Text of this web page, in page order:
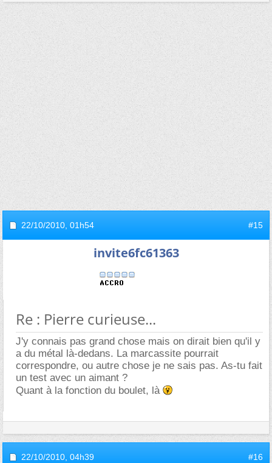
22/10/2010, 01h54 #15
invite6fc61363
Re : Pierre curieuse...
J'y connais pas grand chose mais on dirait bien qu'il y
a du métal là-dedans. La marcassite pourrait
correspondre, ou autre chose je ne sais pas. As-tu fait
un test avec un aimant ?
Quant à la fonction du boulet, là
22/10/2010, 04h39 #16